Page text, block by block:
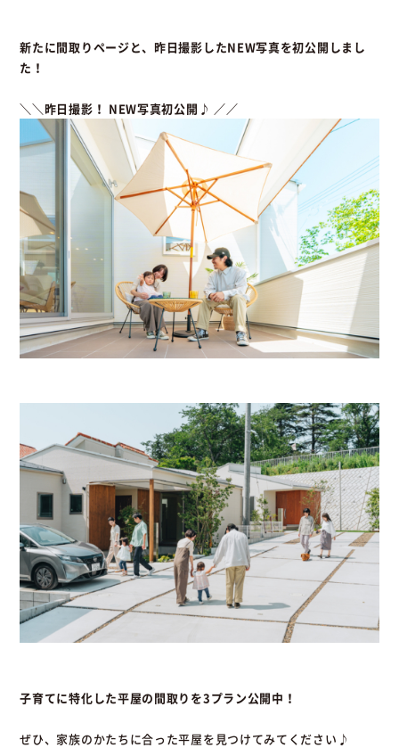
新たに間取りページと、昨日撮影したNEW写真を初公開しまし
た！
＼＼昨日撮影！ NEW写真初公開♪ ／／
子育てに特化した平屋の間取りを3プラン公開中！
ぜひ、家族のかたちに合った平屋を見つけてみてください♪